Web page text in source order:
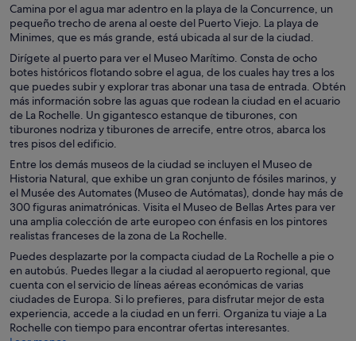
Camina por el agua mar adentro en la playa de la Concurrence, un
pequeño trecho de arena al oeste del Puerto Viejo. La playa de
Minimes, que es más grande, está ubicada al sur de la ciudad.
Dirígete al puerto para ver el Museo Marítimo. Consta de ocho
botes históricos flotando sobre el agua, de los cuales hay tres a los
que puedes subir y explorar tras abonar una tasa de entrada. Obtén
más información sobre las aguas que rodean la ciudad en el acuario
de La Rochelle. Un gigantesco estanque de tiburones, con
tiburones nodriza y tiburones de arrecife, entre otros, abarca los
tres pisos del edificio.
Entre los demás museos de la ciudad se incluyen el Museo de
Historia Natural, que exhibe un gran conjunto de fósiles marinos, y
el Musée des Automates (Museo de Autómatas), donde hay más de
300 figuras animatrónicas. Visita el Museo de Bellas Artes para ver
una amplia colección de arte europeo con énfasis en los pintores
realistas franceses de la zona de La Rochelle.
Puedes desplazarte por la compacta ciudad de La Rochelle a pie o
en autobús. Puedes llegar a la ciudad al aeropuerto regional, que
cuenta con el servicio de líneas aéreas económicas de varias
ciudades de Europa. Si lo prefieres, para disfrutar mejor de esta
experiencia, accede a la ciudad en un ferri. Organiza tu viaje a La
Rochelle con tiempo para encontrar ofertas interesantes.